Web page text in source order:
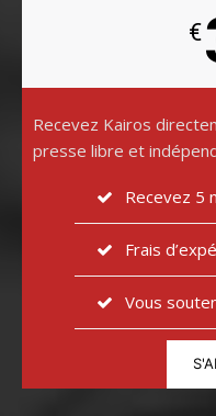
€
Recevez Kairos
presse libre et
Recevez 5
Frais
Vous